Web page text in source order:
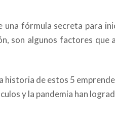
una fórmula secreta para
son algunos factores que
historia de estos 5
y la pandemia han